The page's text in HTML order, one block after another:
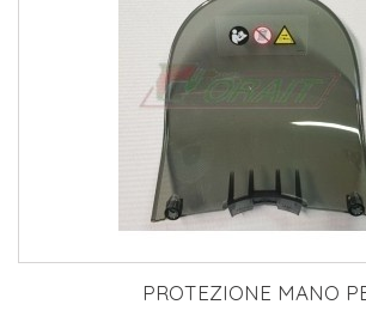
PROTEZIONE MANO